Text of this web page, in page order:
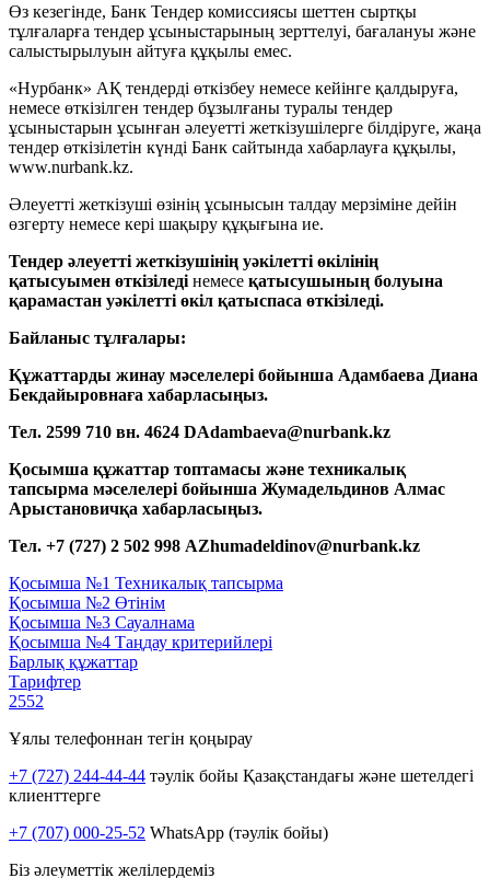
Өз кезегінде, Банк Тендер комиссиясы шеттен сыртқы
тұлғаларға тендер ұсыныстарының зерттелуі, бағалануы және
салыстырылуын айтуға құқылы емес.
«Нурбанк» АҚ тендерді өткізбеу немесе кейінге қалдыруға,
немесе өткізілген тендер бұзылғаны туралы тендер
ұсыныстарын ұсынған әлеуетті жеткізушілерге білдіруге, жаңа
тендер өткізілетін күнді Банк сайтында хабарлауға құқылы,
www.nurbank.kz.
Әлеуетті жеткізуші өзінің ұсынысын талдау мерзіміне дейін
өзгерту немесе кері шақыру құқығына ие.
Тендер әлеуетті жеткізушінің уәкілетті өкілінің
қатысуымен өткізіледі немесе қатысушының болуына
қарамастан уәкілетті өкіл қатыспаса өткізіледі.
Байланыс тұлғалары:
Құжаттарды жинау мәселелері бойынша Адамбаева Диана
Бекдайыровнаға хабарласыңыз.
Тел. 2599 710 вн. 4624 DAdambaeva@nurbank.kz
Қосымша құжаттар топтамасы және техникалық
тапсырма мәселелері бойынша Жумадельдинов Алмас
Арыстановичқа хабарласыңыз.
Тел. +7 (727) 2 502 998 AZhumadeldinov@nurbank.kz
Қосымша №1 Техникалық тапсырма
Қосымша №2 Өтінім
Қосымша №3 Сауалнама
Қосымша №4 Таңдау критерийлері
Барлық құжаттар
Тарифтер
2552
Ұялы телефоннан тегін қоңырау
+7 (727) 244-44-44 тәулік бойы Қазақстандағы және шетелдегі
клиенттерге
+7 (707) 000-25-52 WhatsApp (тәулік бойы)
Біз әлеуметтік желілердеміз